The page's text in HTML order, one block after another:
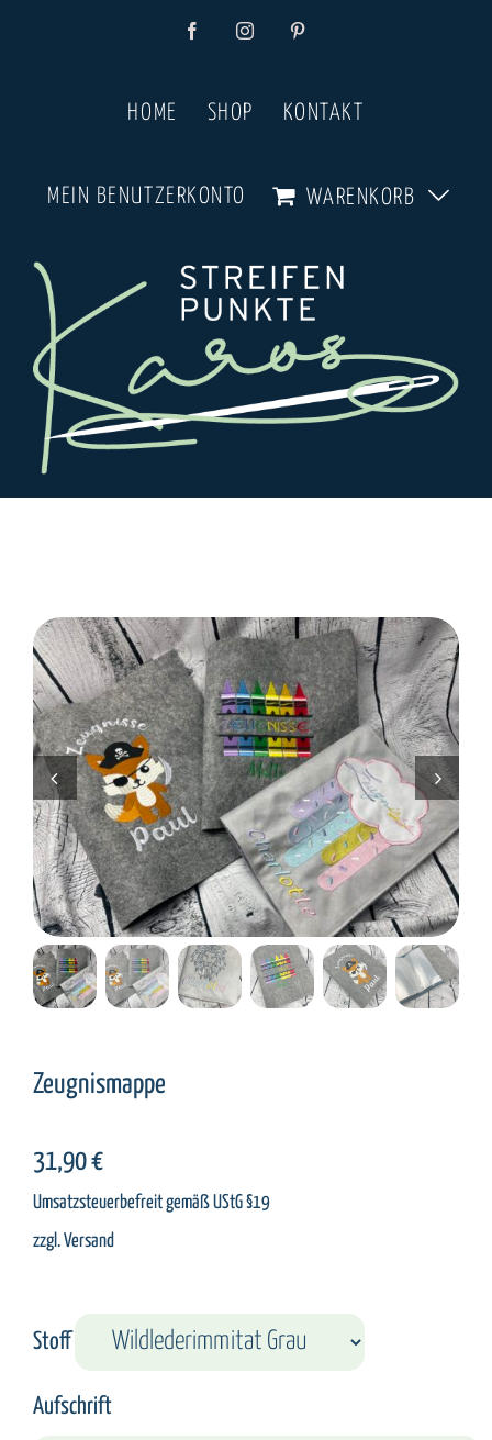
FacebookInstagramPinterest
HOME SHOP KONTAKT
MEIN BENUTZERKONTO WARENKORB
Zeugnismappe
31,90€
Umsatzsteuerbefreit gemäß UStG §19
zzgl.Versand
Stoff
Aufschrift